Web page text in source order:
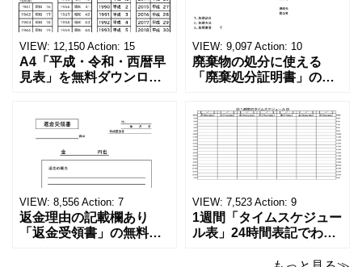
VIEW: 12,150 Action: 15
A4「平成・令和・西暦早
見表」を無料ダウンロー
る！印刷可能な一覧表！
印刷可能な平成・令和・
西暦早見表を無料ダウン
ロードでご利用いただけ
ます。 パソコンに保存し
ていただくか、A4サイズ
でコピーしてご
VIEW: 9,097 Action: 10
廃棄物の処分に使える
「廃棄処分証明書」の無
ーカーの代理店、回収業
者へおすすめ！(Excel・
Word・PDF)正しく廃棄
されたことを証明する書
類「廃棄処分証明書」の
テンプレートです。 量販
店や家電メーカーの代理
店、回収
VIEW: 8,556 Action: 7
返金理由の記載欄あり
「返金受領書」の無料テ
VIEW: 7,523 Action: 9
1週間「タイムスケジュー
ル表」24時間表記でわか
ト！A4横型ExcelやWord